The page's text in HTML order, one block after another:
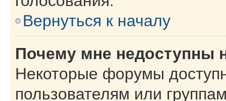
Вернуться к началу
Почему мне недоступны
Некоторые форумы
пользователям или